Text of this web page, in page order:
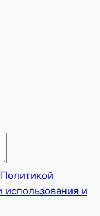
Политикой
использования и